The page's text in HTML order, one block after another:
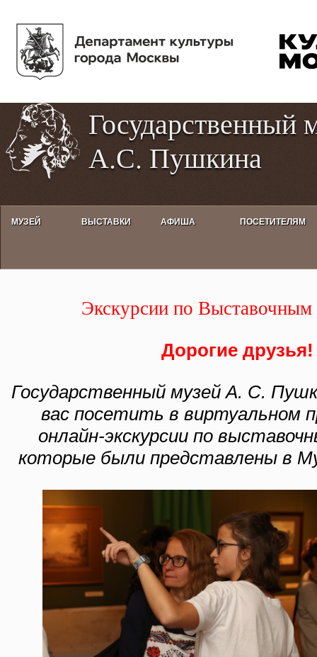
Государственный
А.С. Пушкина
МУЗЕЙ ВЫСТАВКИ АФИША ПОСЕТИТЕЛЯМ
Экскурсии по Выставочным
Экскурсии по Выставочным
Дорогие друзья!
Государственный музей А. С.
вас посетить в виртуальном
онлайн-экскурсии по
которые были представлены в